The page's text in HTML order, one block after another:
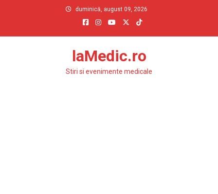
duminică, august 09, 2026
laMedic.ro
Stiri si evenimente medicale